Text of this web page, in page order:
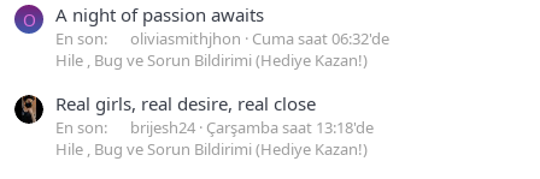
O A night of passion awaits
En son: oliviasmithjhon
Cuma saat 06:32'de
Hile , Bug ve Sorun Bildirimi (Hediye Kazan!)
Real girls, real desire, real close
En son: brijesh24 Çarşamba saat 13:18'de
Hile , Bug ve Sorun Bildirimi (Hediye Kazan!)